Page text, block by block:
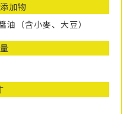
加物
（含小麥、大豆）